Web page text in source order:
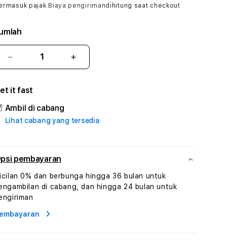
pajak Biaya pengirimandihitung saat checkout
Kurangi
jumlah
MAXWIN288
#
Zone360
TV
Hiburan
Konten
Video
dan
Platform
Media
Tambah
jumlah
Zone360
TV
Konten
Video
it fast
Ambil di cabang
Lihat cabang yang tersedia
pembayaran
0% dan berbunga hingga 36 bulan untuk
di cabang, dan hingga 24 bulan untuk